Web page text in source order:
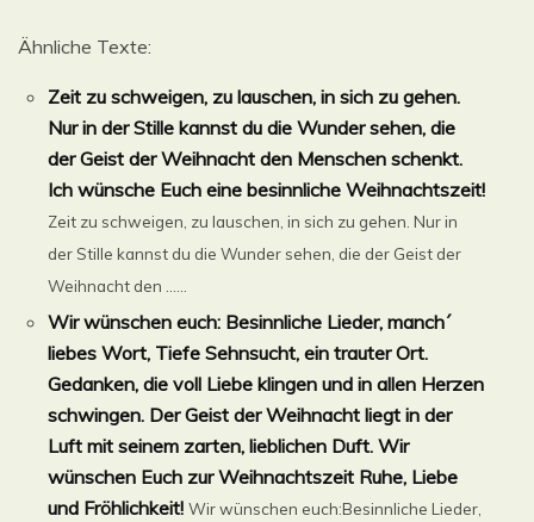
Ähnliche Texte:
Zeit zu schweigen, zu lauschen, in sich zu gehen.
Nur in der Stille kannst du die Wunder sehen, die
der Geist der Weihnacht den Menschen schenkt.
Ich wünsche Euch eine besinnliche Weihnachtszeit!
Zeit zu schweigen, zu lauschen, in sich zu gehen. Nur in
der Stille kannst du die Wunder sehen, die der Geist der
Weihnacht den ......
Wir wünschen euch: Besinnliche Lieder, manch´
liebes Wort, Tiefe Sehnsucht, ein trauter Ort.
Gedanken, die voll Liebe klingen und in allen Herzen
schwingen. Der Geist der Weihnacht liegt in der
Luft mit seinem zarten, lieblichen Duft. Wir
wünschen Euch zur Weihnachtszeit Ruhe, Liebe
und Fröhlichkeit! Wir wünschen euch:Besinnliche Lieder,